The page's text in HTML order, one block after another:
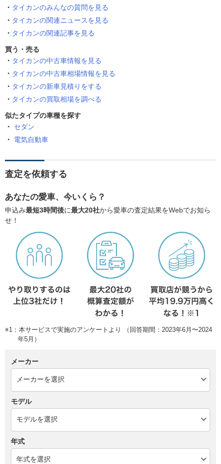
タイカンのみんなの質問を見る
タイカンの関連ニュースを見る
タイカンの関連記事を見る
買う・売る
タイカンの中古車情報を見る
タイカンの中古車相場情報を見る
タイカンの新車見積りをする
タイカンの買取相場を調べる
似たタイプの車種を探す
セダン
電気自動車
査定を依頼する
あなたの愛車、今いくら？
申込み最短3時間後に最大20社から愛車の査定結果をWebでお知ら
せ！
※1：本サービスで実施のアンケートより （回答期間：2023年6月〜2024
年5月）
メーカー
モデル
年式